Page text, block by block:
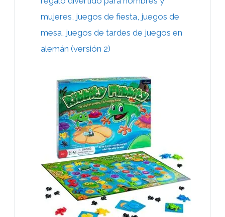
mujeres, juegos de fiesta, juegos de
mesa, juegos de tardes de juegos en
alemán (versión 2)